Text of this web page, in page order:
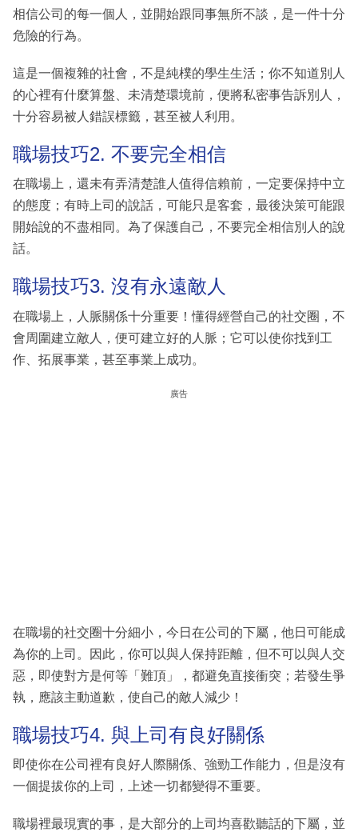
相信公司的每一個人，並開始跟同事無所不談，是一件十分
危險的行為。
這是一個複雜的社會，不是純樸的學生生活；你不知道別人
的心裡有什麼算盤、未清楚環境前，便將私密事告訴別人，
十分容易被人錯誤標籤，甚至被人利用。
職場技巧2. 不要完全相信
在職場上，還未有弄清楚誰人值得信賴前，一定要保持中立
的態度；有時上司的說話，可能只是客套，最後決策可能跟
開始說的不盡相同。為了保護自己，不要完全相信別人的說
話。
職場技巧3. 沒有永遠敵人
在職場上，人脈關係十分重要！懂得經營自己的社交圈，不
會周圍建立敵人，便可建立好的人脈；它可以使你找到工
作、拓展事業，甚至事業上成功。
廣告
在職場的社交圈十分細小，今日在公司的下屬，他日可能成
為你的上司。因此，你可以與人保持距離，但不可以與人交
惡，即使對方是何等「難頂」，都避免直接衝突；若發生爭
執，應該主動道歉，使自己的敵人減少！
職場技巧4. 與上司有良好關係
即使你在公司裡有良好人際關係、強勁工作能力，但是沒有
一個提拔你的上司，上述一切都變得不重要。
職場裡最現實的事，是大部分的上司均喜歡聽話的下屬，並